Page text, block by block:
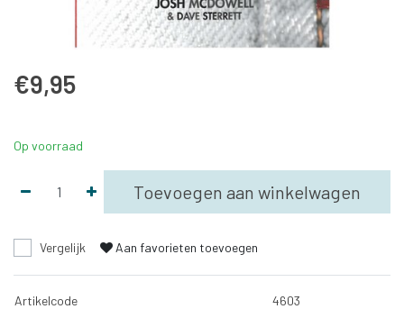
€9,95
Op voorraad
Toevoegen aan winkelwagen
Vergelijk Aan favorieten toevoegen
Artikelcode 4603